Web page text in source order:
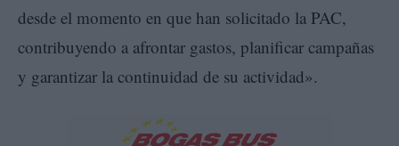
desde el momento en que han solicitado la PAC,
contribuyendo a afrontar gastos, planificar campañas
y garantizar la continuidad de su actividad».